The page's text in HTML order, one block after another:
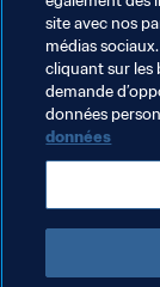
chemin
d’attirer des
niveaux du
impliquées à
De plus
disponibles
site avec nos
médias
cliquant sur les
demande
données
données